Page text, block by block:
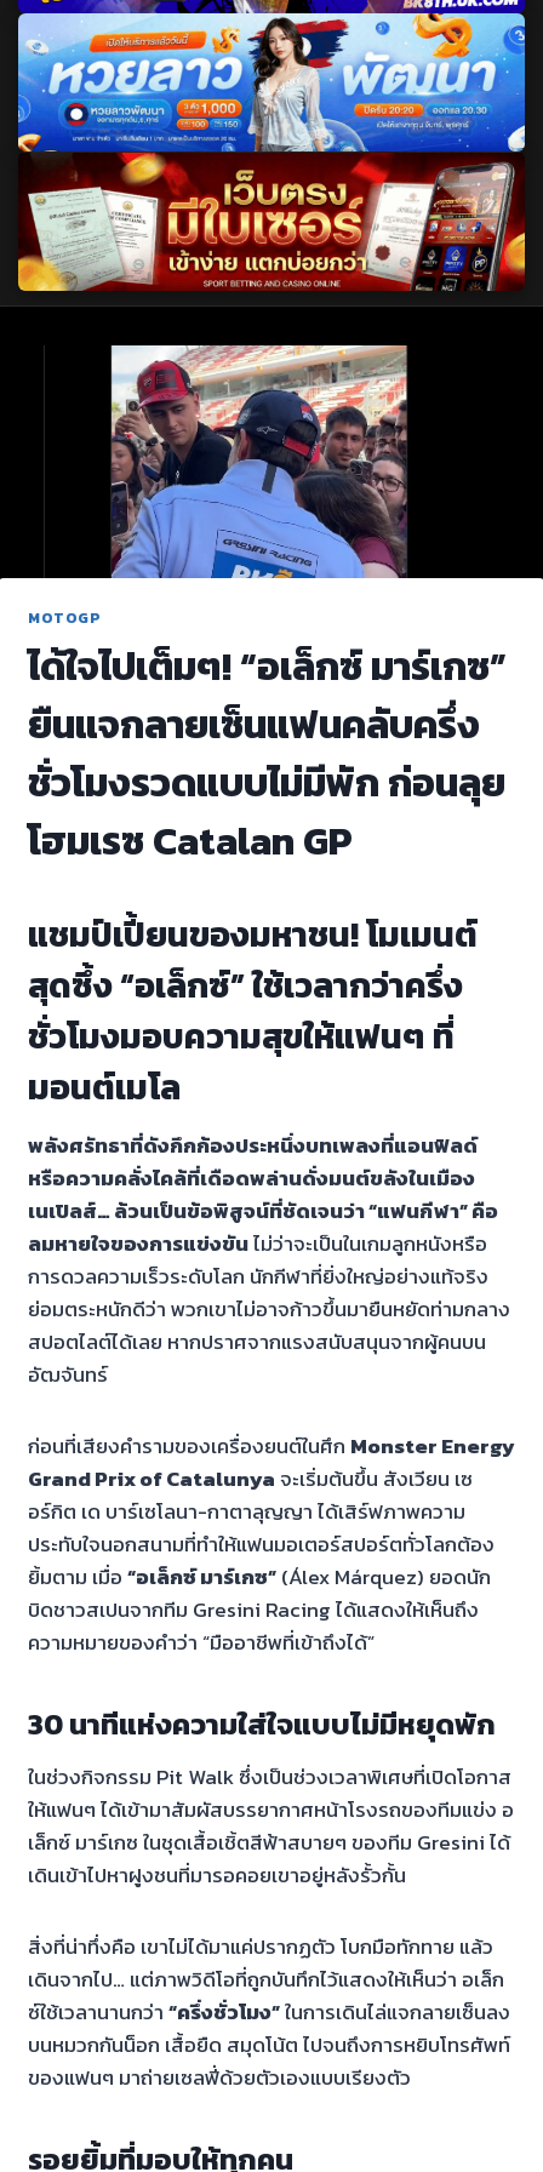
MOTOGP
ได้ใจไปเต็มๆ! “อเล็กซ์ มาร์เกซ”
ยืนแจกลายเซ็นแฟนคลับครึ่ง
ชั่วโมงรวดแบบไม่มีพัก ก่อนลุย
โฮมเรซ Catalan GP
แชมป์เปี้ยนของมหาชน! โมเมนต์
สุดซึ้ง “อเล็กซ์” ใช้เวลากว่าครึ่ง
ชั่วโมงมอบความสุขให้แฟนๆ ที่
มอนต์เมโล
พลังศรัทธาที่ดังกึกก้องประหนึ่งบทเพลงที่แอนฟิลด์
หรือความคลั่งไคล้ที่เดือดพล่านดั่งมนต์ขลังในเมือง
เนเปิลส์… ล้วนเป็นข้อพิสูจน์ที่ชัดเจนว่า “แฟนกีฬา” คือ
ลมหายใจของการแข่งขันไม่ว่าจะเป็นในเกมลูกหนังหรือ
การดวลความเร็วระดับโลก นักกีฬาที่ยิ่งใหญ่อย่างแท้จริง
ย่อมตระหนักดีว่า พวกเขาไม่อาจก้าวขึ้นมายืนหยัดท่ามกลาง
สปอตไลต์ได้เลย หากปราศจากแรงสนับสนุนจากผู้คนบน
อัฒจันทร์
ก่อนที่เสียงคำรามของเครื่องยนต์ในศึก Monster Energy
Grand Prix of Catalunyaจะเริ่มต้นขึ้น สังเวียน เซ
อร์กิต เด บาร์เซโลนา-กาตาลุญญา ได้เสิร์ฟภาพความ
ประทับใจนอกสนามที่ทำให้แฟนมอเตอร์สปอร์ตทั่วโลกต้อง
ยิ้มตาม เมื่อ“อเล็กซ์ มาร์เกซ”(Álex Márquez) ยอดนัก
บิดชาวสเปนจากทีม Gresini Racing ได้แสดงให้เห็นถึง
ความหมายของคำว่า “มืออาชีพที่เข้าถึงได้”
30 นาทีแห่งความใส่ใจแบบไม่มีหยุดพัก
ในช่วงกิจกรรม Pit Walk ซึ่งเป็นช่วงเวลาพิเศษที่เปิดโอกาส
ให้แฟนๆ ได้เข้ามาสัมผัสบรรยากาศหน้าโรงรถของทีมแข่ง อ
เล็กซ์ มาร์เกซ ในชุดเสื้อเชิ้ตสีฟ้าสบายๆ ของทีม Gresini ได้
เดินเข้าไปหาฝูงชนที่มารอคอยเขาอยู่หลังรั้วกั้น
สิ่งที่น่าทึ่งคือ เขาไม่ได้มาแค่ปรากฏตัว โบกมือทักทาย แล้ว
เดินจากไป… แต่ภาพวิดีโอที่ถูกบันทึกไว้แสดงให้เห็นว่า อเล็ก
ซ์ใช้เวลานานกว่า“ครึ่งชั่วโมง”ในการเดินไล่แจกลายเซ็นลง
บนหมวกกันน็อก เสื้อยืด สมุดโน้ต ไปจนถึงการหยิบโทรศัพท์
ของแฟนๆ มาถ่ายเซลฟี่ด้วยตัวเองแบบเรียงตัว
รอยยิ้มที่มอบให้ทุกคน